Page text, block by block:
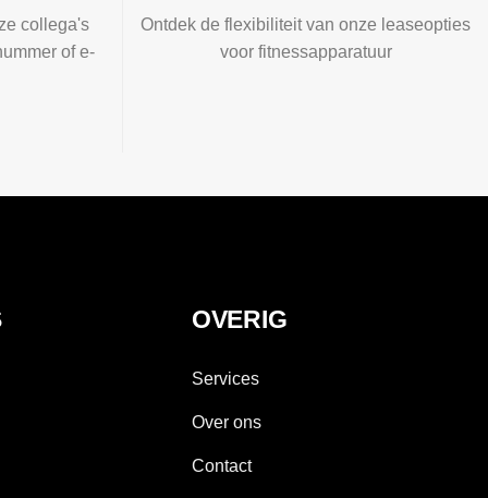
collega's
of e-
Ontdek de flexibiliteit van onze leaseopties
voor fitnessapparatuur
OVERIG
Services
Over ons
Contact